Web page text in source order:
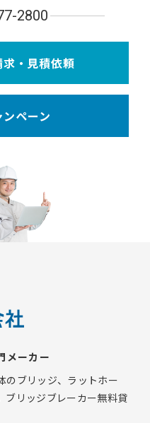
2800
・見積依頼
ペーン
メーカー
のブリッジ、ラットホー
ブリッジブレーカー無料貸